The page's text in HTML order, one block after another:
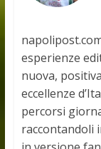
esperienze
nuova,
eccellenze
percorsi
raccontandoli